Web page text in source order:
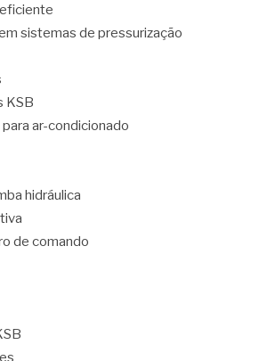
sistemas de pressurização
KSB
ar-condicionado
hidráulica
de comando